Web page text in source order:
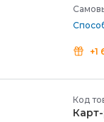
+1
Код
Карт-